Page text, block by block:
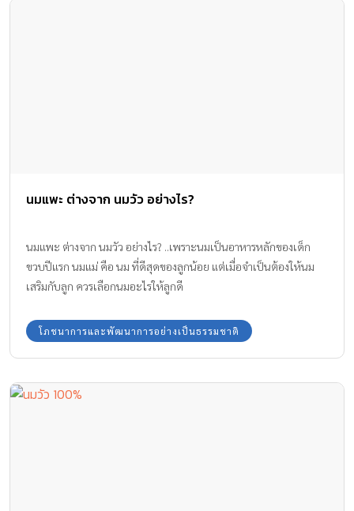
นมแพะ ต่างจาก นมวัว อย่างไร?
นมแพะ ต่างจาก นมวัว อย่างไร? ..เพราะนมเป็นอาหารหลักของเด็ก
ขวบปีแรก นมแม่ คือ นม ที่ดีสุดของลูกน้อย แต่เมื่อจำเป็นต้องให้นม
เสริมกับลูก ควรเลือกนมอะไรให้ลูกดี
โภชนาการและพัฒนาการอย่างเป็นธรรมชาติ